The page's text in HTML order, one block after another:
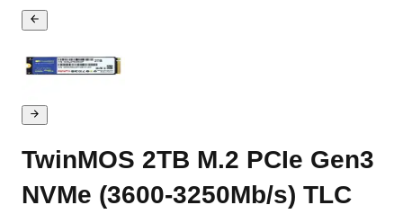
TwinMOS 2TB M.2 PCIe Gen3
NVMe (3600-3250Mb/s) TLC